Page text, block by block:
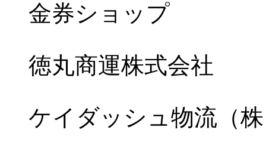
金券ショップ
徳丸商運株式会社
ケイダッシュ物流（